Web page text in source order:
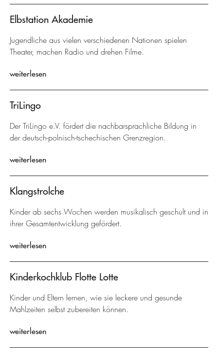
Elbstation Akademie
Jugendliche aus vielen verschiedenen Nationen spielen
Theater, machen Radio und drehen Filme.
weiterlesen
TriLingo
Der TriLingo e.V. fördert die nachbarsprachliche Bildung in
der deutsch-polnisch-tschechischen Grenzregion.
weiterlesen
Klangstrolche
Kinder ab sechs Wochen werden musikalisch geschult und in
ihrer Gesamtentwicklung gefördert.
weiterlesen
Kinderkochklub Flotte Lotte
Kinder und Eltern lernen, wie sie leckere und gesunde
Mahlzeiten selbst zubereiten können.
weiterlesen